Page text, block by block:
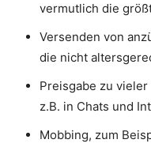
vermutlich die
Versenden von
die nicht
Preisgabe zu
z.B. in Chats und
Mobbing, zum